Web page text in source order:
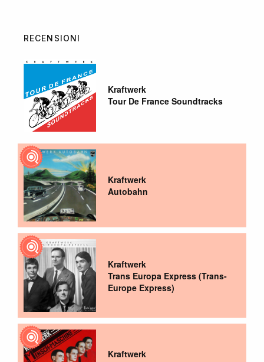
RECENSIONI
Kraftwerk
Tour De France Soundtracks
Kraftwerk
Autobahn
Kraftwerk
Trans Europa Express (Trans-
Europe Express)
Kraftwerk